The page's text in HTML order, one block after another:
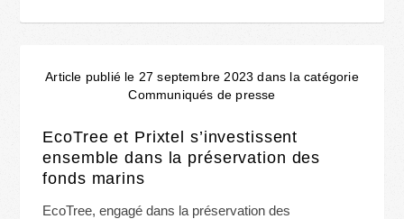
Article publié le 27 septembre 2023 dans la catégorie
Communiqués de presse
EcoTree et Prixtel s’investissent
ensemble dans la préservation des
fonds marins
EcoTree, engagé dans la préservation des